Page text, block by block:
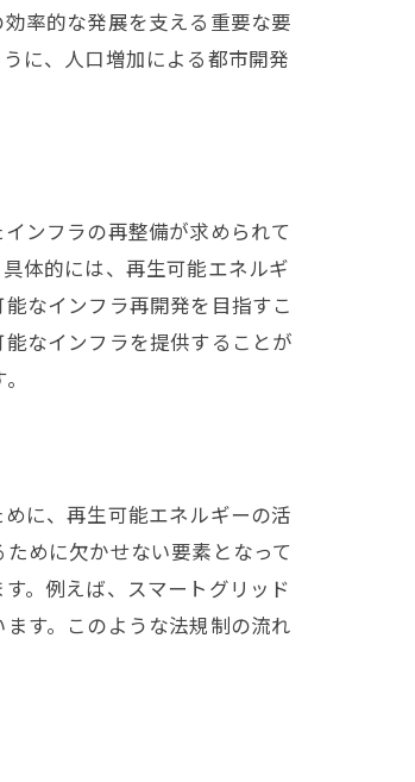
率的な発展を支える重要な要
に、人口増加による都市開発
ンフラの再整備が求められて
体的には、再生可能エネルギ
なインフラ再開発を目指すこ
なインフラを提供することが
に、再生可能エネルギーの活
めに欠かせない要素となって
。例えば、スマートグリッド
す。このような法規制の流れ